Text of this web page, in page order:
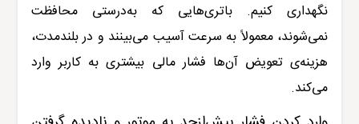
نگهداری کنیم. باتری‌هایی که به‌درستی محافظت
نمی‌شوند، معمولاً به سرعت آسیب می‌بینند و در بلندمدت،
هزینه‌ی تعویض آن‌ها فشار مالی بیشتری به کاربر وارد
می‌کند.